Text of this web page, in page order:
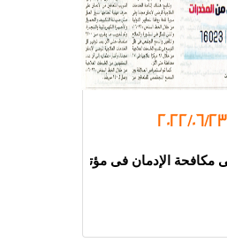
2022/06/23
الإدمان فى مؤتمر دولى